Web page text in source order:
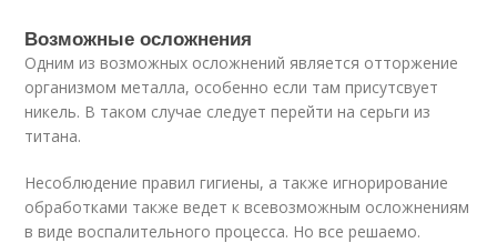
Возможные осложнения
Одним из возможных осложнений является отторжение
организмом металла, особенно если там присутсвует
никель. В таком случае следует перейти на серьги из
титана.
Несоблюдение правил гигиены, а также игнорирование
обработками также ведет к всевозможным осложнениям
в виде воспалительного процесса. Но все решаемо.